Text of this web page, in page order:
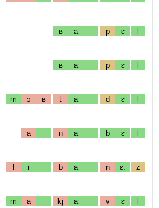
ʁ a p ɛ l
ʁ a p ɛ l
m ɔ ʁ t a d ɛ l
a n a b ɛ l
l i b a n ɛː z
m a kj a v ɛ l